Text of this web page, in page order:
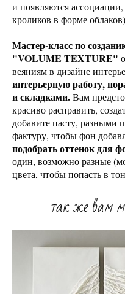
и появляются
кроликов в форме
Мастер-класс по
"VOLUME TEXTURE"
веяниям в дизайне
интерьерную работу,
и складками.Вам
красиво расправить,
добавите пасту, разными
фактуру, чтобы фон
подобрать оттенок для
один, возможно разные
цвета, чтобы попасть в
так же вам